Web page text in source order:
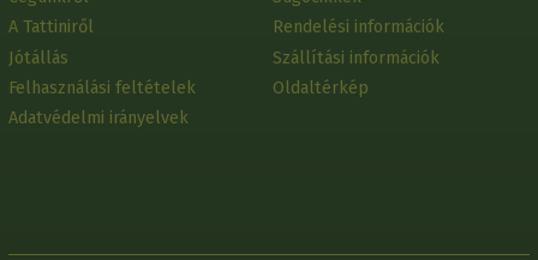
A Tattiniről
Jótállás
Felhasználási feltételek
Adatvédelmi irányelvek
Rendelési információk
Szállítási információk
Oldaltérkép